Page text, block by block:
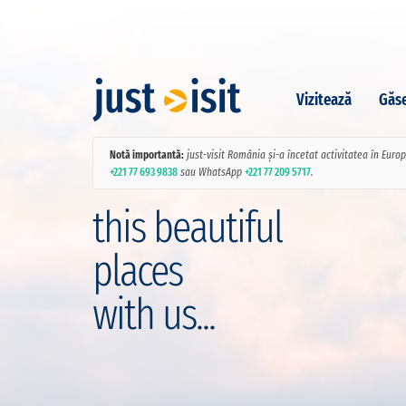
Vizitează
Notă importantă: just-visit România și-a încetat activitatea în
+221 77 693 9838 sau WhatsApp +221 77 209 5717.
this beautiful
places
with us...